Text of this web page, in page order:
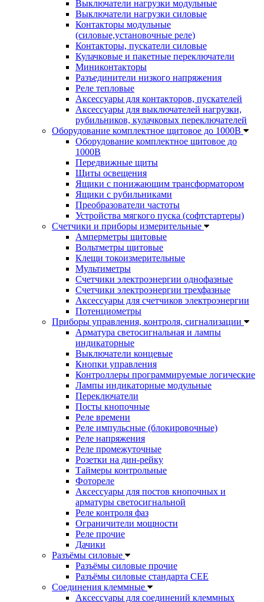
Выключатели нагрузки модульные
Выключатели нагрузки силовые
Контакторы модульные
(силовые,установочные реле)
Контакторы, пускатели силовые
Кулачковые и пакетные переключатели
Миниконтакторы
Разъединители низкого напряжения
Реле тепловые
Аксессуары для контакторов, пускателей
Аксессуары для выключателей нагрузки,
рубильников, кулачковых переключателей
Оборудование комплектное щитовое до 1000В
Оборудование комплектное щитовое до
1000В
Передвижные щиты
Щиты освещения
Ящики с понижающим трансформатором
Ящики с рубильниками
Преобразователи частоты
Устройства мягкого пуска (софтстартеры)
Счетчики и приборы измерительные
Амперметры щитовые
Вольтметры щитовые
Клещи токоизмерительные
Мультиметры
Счетчики электроэнергии однофазные
Счетчики электроэнергии трехфазные
Аксессуары для счетчиков электроэнергии
Потенциометры
Приборы управления, контроля, сигнализации
Арматура светосигнальная и лампы
индикаторные
Выключатели концевые
Кнопки управления
Контроллеры программируемые логические
Лампы индикаторные модульные
Переключатели
Посты кнопочные
Реле времени
Реле импульсные (блокировочные)
Реле напряжения
Реле промежуточные
Розетки на дин-рейку
Таймеры контрольные
Фотореле
Аксессуары для постов кнопочных и
арматуры светосигнальной
Реле контроля фаз
Ограничители мощности
Реле прочие
Дачики
Разъёмы силовые
Разъёмы силовые прочие
Разъёмы силовые стандарта CEE
Соединения клеммные
Аксессуары для соединений клеммных